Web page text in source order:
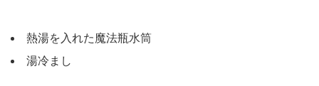
熱湯を入れた魔法瓶水筒
湯冷まし